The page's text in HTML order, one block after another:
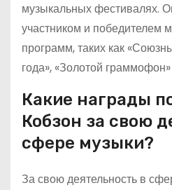
музыкальных фестивалях.
участником и победителем
программ, таких как
года», «Золотой
Какие награды
Кобзон за свою
сфере музыки?
За свою деятельность в